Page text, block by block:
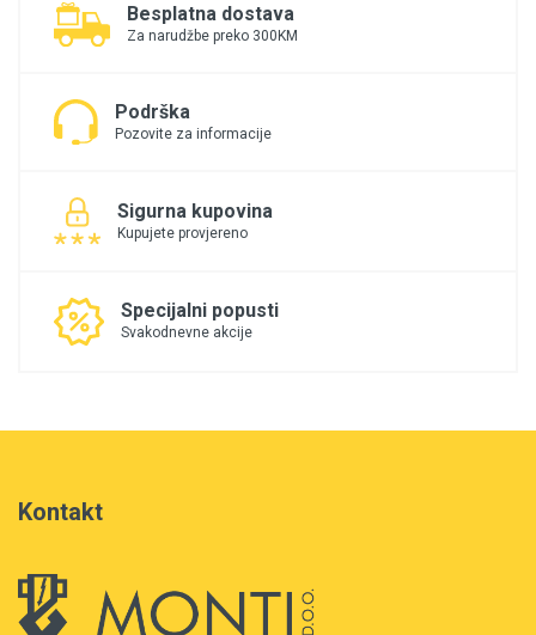
Besplatna dostava
Za narudžbe preko 300KM
Podrška
Pozovite za informacije
Sigurna kupovina
Kupujete provjereno
Specijalni popusti
Svakodnevne akcije
Kontakt